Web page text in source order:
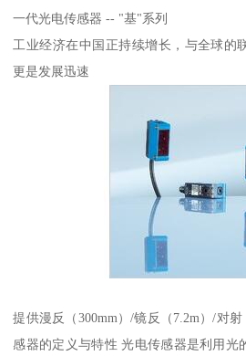
一代光电传感器 -- "基"系列
工业经济在中国正持续增长，与全球的
更是发展迅速
提供漫反（300mm）/镜反（7.2m）/对
感器的定义与特性 光电传感器是利用光